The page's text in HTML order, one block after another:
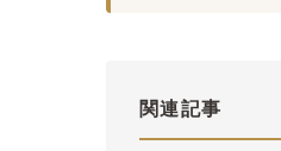
関連記事